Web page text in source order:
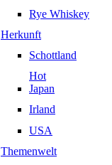
Rye Whiskey
Herkunft
Schottland
Hot
Japan
Irland
USA
Themenwelt